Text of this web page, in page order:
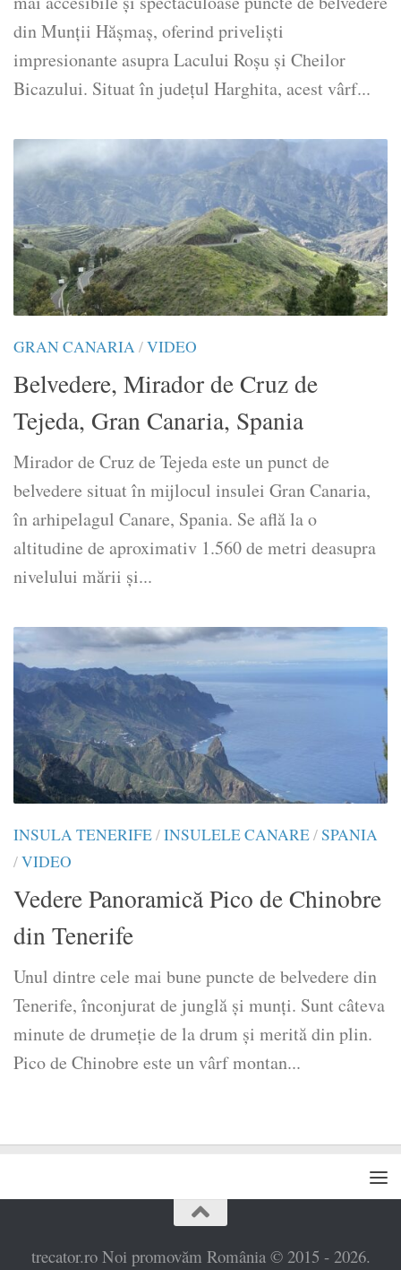
din Munții Hășmaș, oferind priveliști
impresionante asupra Lacului Roșu și Cheilor
Bicazului. Situat în județul Harghita, acest vârf...
GRAN CANARIA/VIDEO
Belvedere, Mirador de Cruz de
Tejeda, Gran Canaria, Spania
Mirador de Cruz de Tejeda este un punct de
belvedere situat în mijlocul insulei Gran Canaria,
în arhipelagul Canare, Spania. Se află la o
altitudine de aproximativ 1.560 de metri deasupra
nivelului mării și...
INSULA TENERIFE/INSULELE CANARE/SPANIA
/VIDEO
Vedere Panoramică Pico de Chinobre
din Tenerife
Unul dintre cele mai bune puncte de belvedere din
Tenerife, înconjurat de junglă și munți. Sunt câteva
minute de drumeție de la drum și merită din plin.
Pico de Chinobre este un vârf montan...
trecator.ro Noi promovăm România © 2015 - 2026.